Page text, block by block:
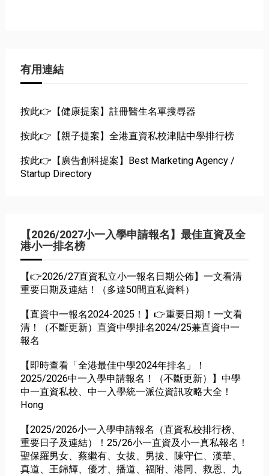
有用連結
按此👉【健康提案】註冊醫生名單搜尋器
按此👉【親子提案】全港直資私校津貼中學排行榜
按此👉【廣告創科提案】Best Marketing Agency /
Startup Directory
【2026/2027小一入學申請報名】最佳直資及全
港小一排名榜
【👉2026/27直資私立小一報名日期公佈】一文看清
重要日期及連結！（多達50間直私資料）
【直資中一報名2024-2025！】👉重要日期！一文看
清！（不斷更新）直資中學排名2024/25兼直資中一
報名
【即時查看「全港最佳中學2024年排名」！
2025/2026中一入學申請報名！（不斷更新）】中學
中一直資私校、中一入學統一派位資訊攻略大全！
Hong
【2025/2026小一入學申請報名（直資私校排行榜、
重要日子及連結）！25/26小一直資及小一真私報名！
聖保羅男女、蔡繼有、女拔、男拔、陳守仁、漢華、
真道、王錦輝、優才、播道、福附、港同、救恩、九